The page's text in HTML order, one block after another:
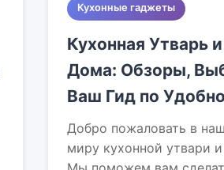
Кухонные гаджеты
Кухонная Утварь
Дома: Обзоры,
Ваш Гид по
Добро пожаловать в
миру кухонной утвари